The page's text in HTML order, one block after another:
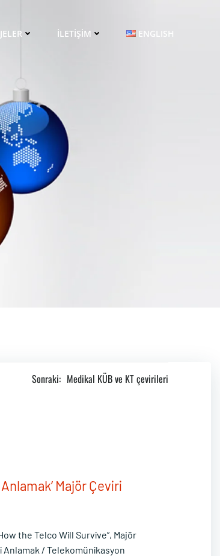
İLETIŞIM ENGLISH
Sonraki: Medikal KÜB ve KT çevirileri
Majör Çeviri
the Telco Will Survive”, Majör
Anlamak / Telekomünikasyon